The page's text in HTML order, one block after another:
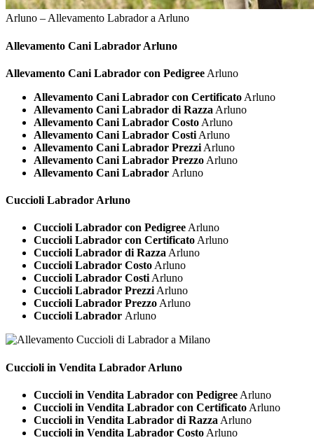
Arluno – Allevamento Labrador a Arluno
Allevamento Cani Labrador Arluno
Allevamento Cani Labrador con Pedigree Arluno
Allevamento Cani Labrador con Certificato Arluno
Allevamento Cani Labrador di Razza Arluno
Allevamento Cani Labrador Costo Arluno
Allevamento Cani Labrador Costi Arluno
Allevamento Cani Labrador Prezzi Arluno
Allevamento Cani Labrador Prezzo Arluno
Allevamento Cani Labrador Arluno
Cuccioli Labrador Arluno
Cuccioli Labrador con PedigreeArluno
Cuccioli Labrador con CertificatoArluno
Cuccioli Labrador di RazzaArluno
Cuccioli Labrador CostoArluno
Cuccioli Labrador CostiArluno
Cuccioli Labrador PrezziArluno
Cuccioli Labrador PrezzoArluno
Cuccioli Labrador Arluno
Cuccioli in Vendita Labrador Arluno
Cuccioli in Vendita Labrador con Pedigree Arluno
Cuccioli in Vendita Labrador con Certificato Arluno
Cuccioli in Vendita Labrador di Razza Arluno
Cuccioli in Vendita Labrador Costo Arluno